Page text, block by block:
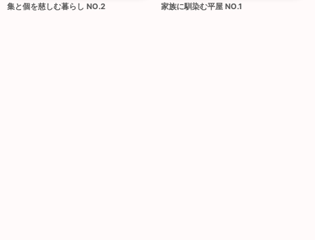
集と個を慈しむ暮らし NO.2 家族に馴染む平屋 NO.1